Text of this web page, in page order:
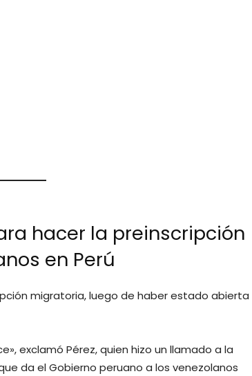
hacer la preinscripción
en Perú
migratoria, luego de haber estado abierta
exclamó Pérez, quien hizo un llamado a la
da el Gobierno peruano a los venezolanos